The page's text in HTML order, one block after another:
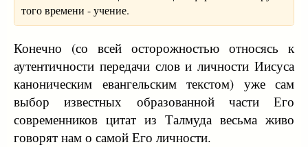
того времени - учение.
Конечно (со всей осторожностью относясь к
аутентичности передачи слов и личности Иисуса
каноническим евангельским текстом) уже сам
выбор известных образованной части Его
современников цитат из Талмуда весьма живо
говорят нам о самой Его личности.